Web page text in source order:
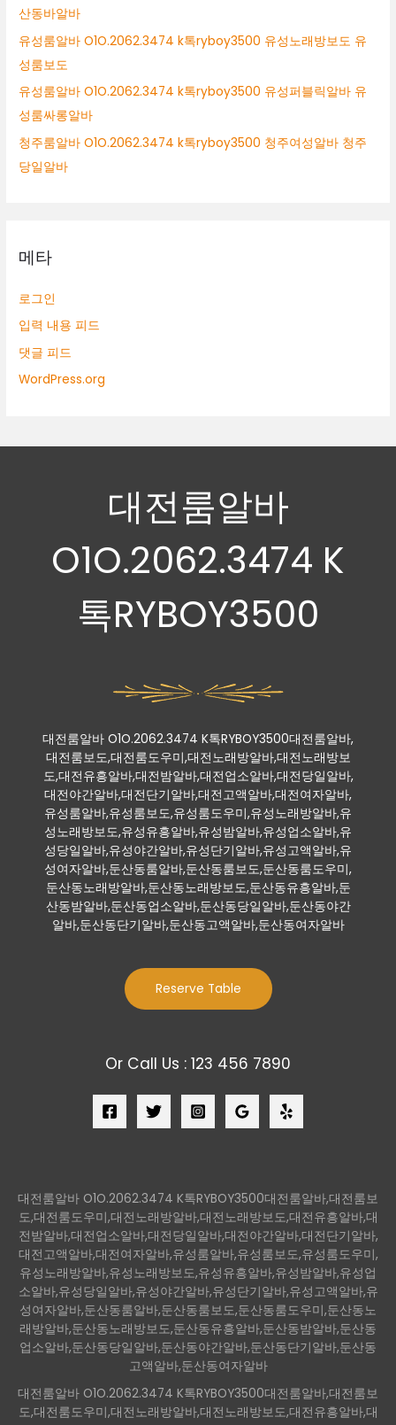
산동바알바
유성룸알바 O1O.2062.3474 k톡ryboy3500 유성노래방보도 유
성룸보도
유성룸알바 O1O.2062.3474 k톡ryboy3500 유성퍼블릭알바 유
성룸싸롱알바
청주룸알바 O1O.2062.3474 k톡ryboy3500 청주여성알바 청주
당일알바
메타
로그인
입력 내용 피드
댓글 피드
WordPress.org
대전룸알바
O1O.2062.3474 K
톡RYBOY3500
대전룸알바 O1O.2062.3474 K톡RYBOY3500대전룸알바,
대전룸보도,대전룸도우미,대전노래방알바,대전노래방보
도,대전유흥알바,대전밤알바,대전업소알바,대전당일알바,
대전야간알바,대전단기알바,대전고액알바,대전여자알바,
유성룸알바,유성룸보도,유성룸도우미,유성노래방알바,유
성노래방보도,유성유흥알바,유성밤알바,유성업소알바,유
성당일알바,유성야간알바,유성단기알바,유성고액알바,유
성여자알바,둔산동룸알바,둔산동룸보도,둔산동룸도우미,
둔산동노래방알바,둔산동노래방보도,둔산동유흥알바,둔
산동밤알바,둔산동업소알바,둔산동당일알바,둔산동야간
알바,둔산동단기알바,둔산동고액알바,둔산동여자알바
Reserve Table
Or Call Us : 123 456 7890
대전룸알바 O1O.2062.3474 K톡RYBOY3500대전룸알바,대전룸보
도,대전룸도우미,대전노래방알바,대전노래방보도,대전유흥알바,대
전밤알바,대전업소알바,대전당일알바,대전야간알바,대전단기알바,
대전고액알바,대전여자알바,유성룸알바,유성룸보도,유성룸도우미,
유성노래방알바,유성노래방보도,유성유흥알바,유성밤알바,유성업
소알바,유성당일알바,유성야간알바,유성단기알바,유성고액알바,유
성여자알바,둔산동룸알바,둔산동룸보도,둔산동룸도우미,둔산동노
래방알바,둔산동노래방보도,둔산동유흥알바,둔산동밤알바,둔산동
업소알바,둔산동당일알바,둔산동야간알바,둔산동단기알바,둔산동
고액알바,둔산동여자알바
대전룸알바 O1O.2062.3474 K톡RYBOY3500대전룸알바,대전룸보
도,대전룸도우미,대전노래방알바,대전노래방보도,대전유흥알바,대